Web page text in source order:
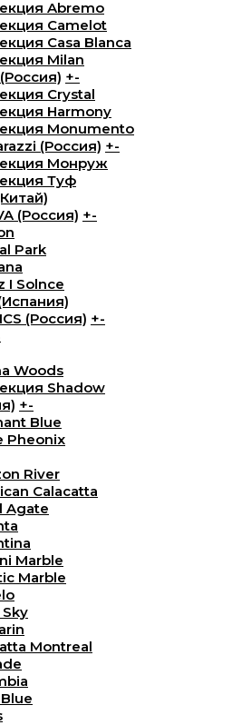
Abremo
Camelot
Casa Blanca
Milan
+-
Crystal
Harmony
Monumento
(Россия) +-
Монруж
Туф
(Россия) +-
Park
I Solnce
(Россия) +-
Woods
Shadow
+-
Blue
Pheonix
River
Calacatta
Agate
Marble
Marble
Montreal